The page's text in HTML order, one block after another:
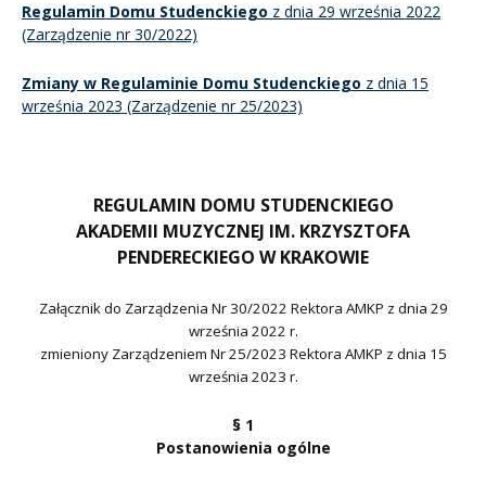
Regulamin Domu Studenckiego z dnia 29 września 2022
(Zarządzenie nr 30/2022)
Zmiany w Regulaminie Domu Studenckiego z dnia 15
września 2023 (Zarządzenie nr 25/2023)
REGULAMIN DOMU STUDENCKIEGO
AKADEMII MUZYCZNEJ IM. KRZYSZTOFA
PENDERECKIEGO W KRAKOWIE
Załącznik do Zarządzenia Nr 30/2022 Rektora AMKP z dnia 29
września 2022 r.
zmieniony Zarządzeniem Nr 25/2023 Rektora AMKP z dnia 15
września 2023 r.
§ 1
Postanowienia ogólne